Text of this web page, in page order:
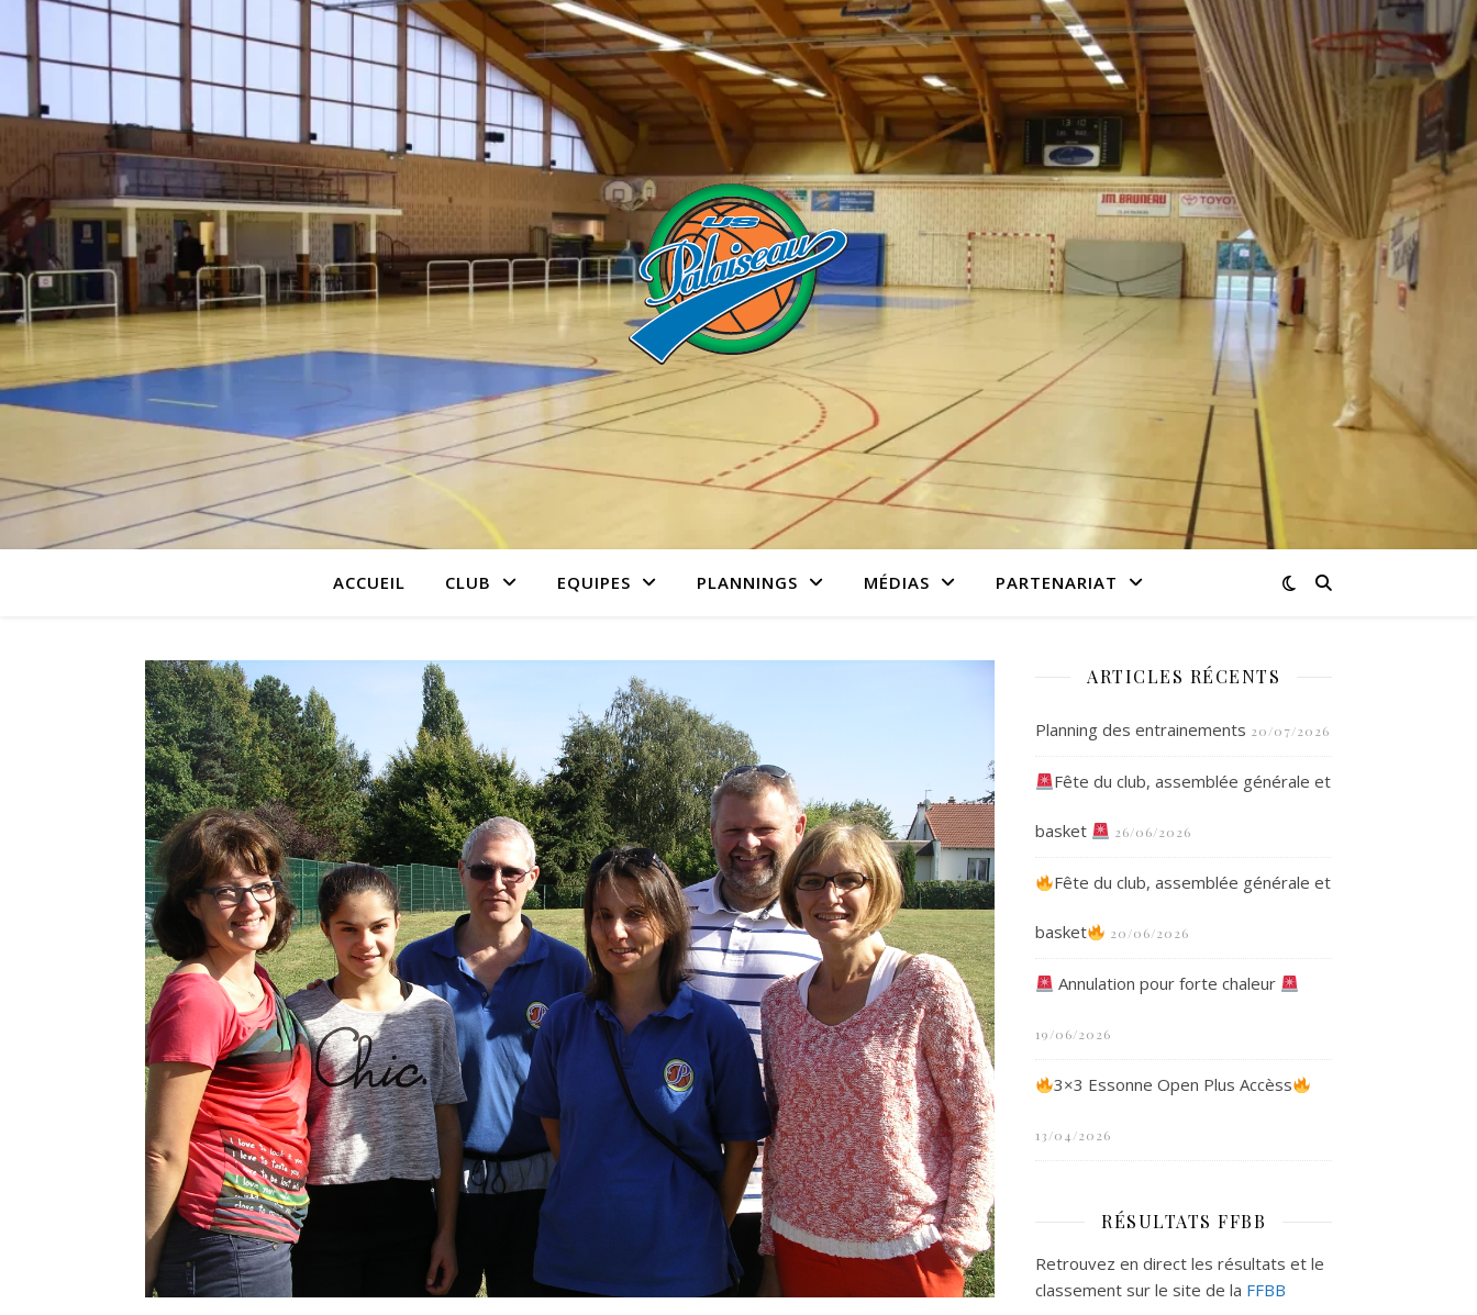
ACCUEIL CLUB EQUIPES PLANNINGS MÉDIAS PARTENARIAT
ARTICLES RÉCENTS
Planning des entrainements 20/07/2026
Fête du club, assemblée générale et
basket 26/06/2026
Fête du club, assemblée générale et
basket 20/06/2026
Annulation pour forte chaleur
19/06/2026
3×3 Essonne Open Plus Accèss
13/04/2026
RÉSULTATS FFBB
Retrouvez en direct les résultats et le
classement sur le site de la FFBB